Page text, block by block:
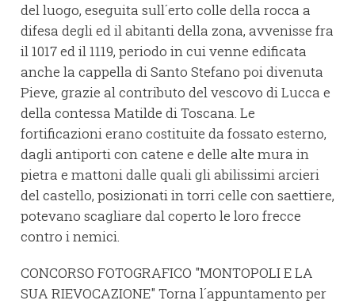
del luogo, eseguita sull´erto colle della rocca a
difesa degli ed il abitanti della zona, avvenisse fra
il 1017 ed il 1119, periodo in cui venne edificata
anche la cappella di Santo Stefano poi divenuta
Pieve, grazie al contributo del vescovo di Lucca e
della contessa Matilde di Toscana. Le
fortificazioni erano costituite da fossato esterno,
dagli antiporti con catene e delle alte mura in
pietra e mattoni dalle quali gli abilissimi arcieri
del castello, posizionati in torri celle con saettiere,
potevano scagliare dal coperto le loro frecce
contro i nemici.
CONCORSO FOTOGRAFICO "MONTOPOLI E LA
SUA RIEVOCAZIONE" Torna l´appuntamento per